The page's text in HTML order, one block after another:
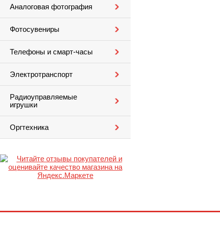
Аналоговая фотография
Фотосувениры
Телефоны и смарт-часы
Электротранспорт
Радиоуправляемые
игрушки
Оргтехника